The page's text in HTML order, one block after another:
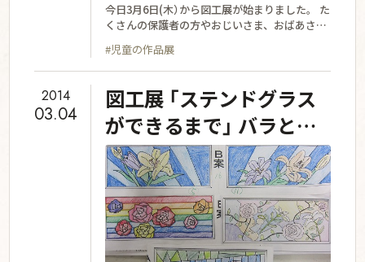
#児童の作品展
今日3月6日(木）から図工展が始まりました。 た
くさんの保護者の方やおじいさま、おばあさま
時30分から16時30分まで、あさって土曜日の最
終日は9時から13時までです。この期間にしか
見られない作品が多数展示されています。皆さ
んお誘いの上、ご来校をお待ちしています。 6
年生卒業制作 ステンドグラス「バラとユリ」 1年
生立体「すてきなぼうし」 本人の写真付きで、と
てもかわいいです。 2年生立体「海星商店街」
お買い得品がいっぱい
2014
03.04
図工展 「ステンドグラス
ができるまで」 バラとユ
リ